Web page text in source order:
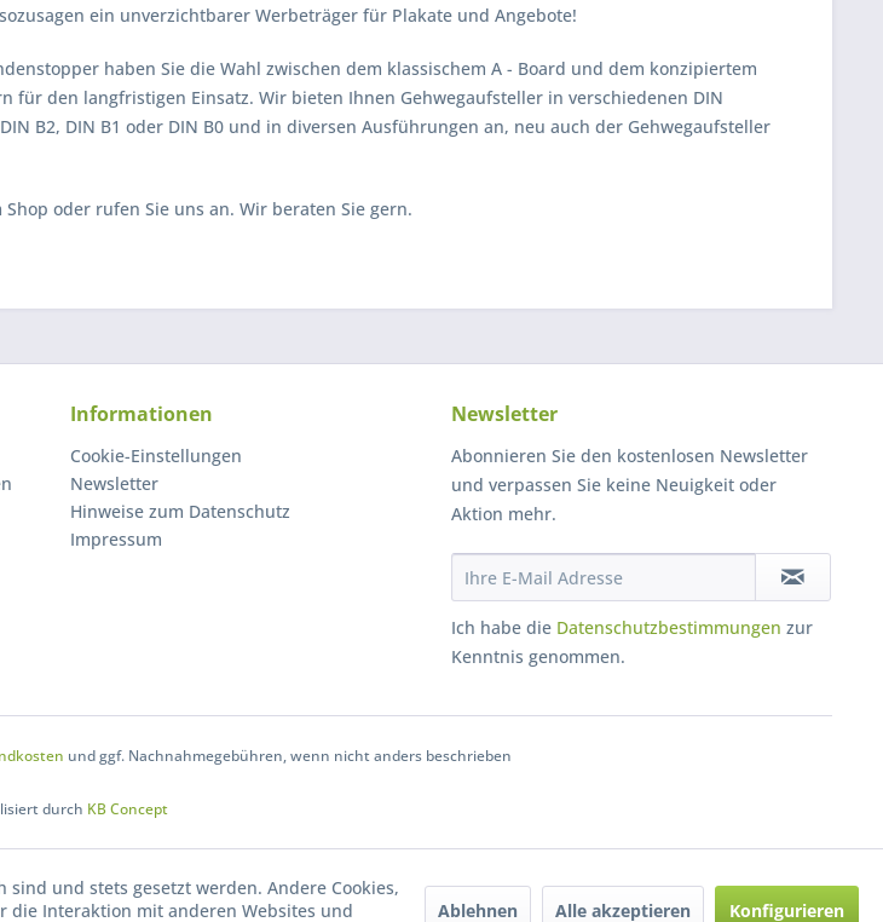
ein unverzichtbarer Werbeträger für Plakate und Angebote!
haben Sie die Wahl zwischen dem klassischem A - Board und dem konzipiertem
für den langfristigen Einsatz. Wir bieten Ihnen Gehwegaufsteller in verschiedenen DIN
B2, DIN B1 oder DIN B0 und in diversen Ausführungen an, neu auch der Gehwegaufsteller
oder rufen Sie uns an. Wir beraten Sie gern.
Informationen
Cookie-Einstellungen
Newsletter
Hinweise zum Datenschutz
Impressum
Newsletter
Abonnieren Sie den kostenlosen Newsletter
und verpassen Sie keine Neuigkeit oder
Aktion mehr.
Ich habe die Datenschutzbestimmungen zur
Kenntnis genommen.
und ggf. Nachnahmegebühren, wenn nicht anders beschrieben
durch KB Concept
und stets gesetzt werden. Andere Cookies,
die Interaktion mit anderen Websites und
Ablehnen Alle akzeptieren Konfigurieren